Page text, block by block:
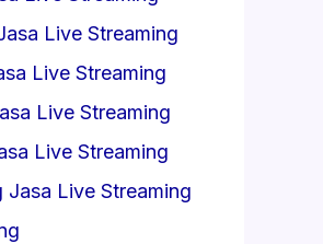
Live Streaming
Live Streaming
Live Streaming
Live Streaming
Jasa Live Streaming